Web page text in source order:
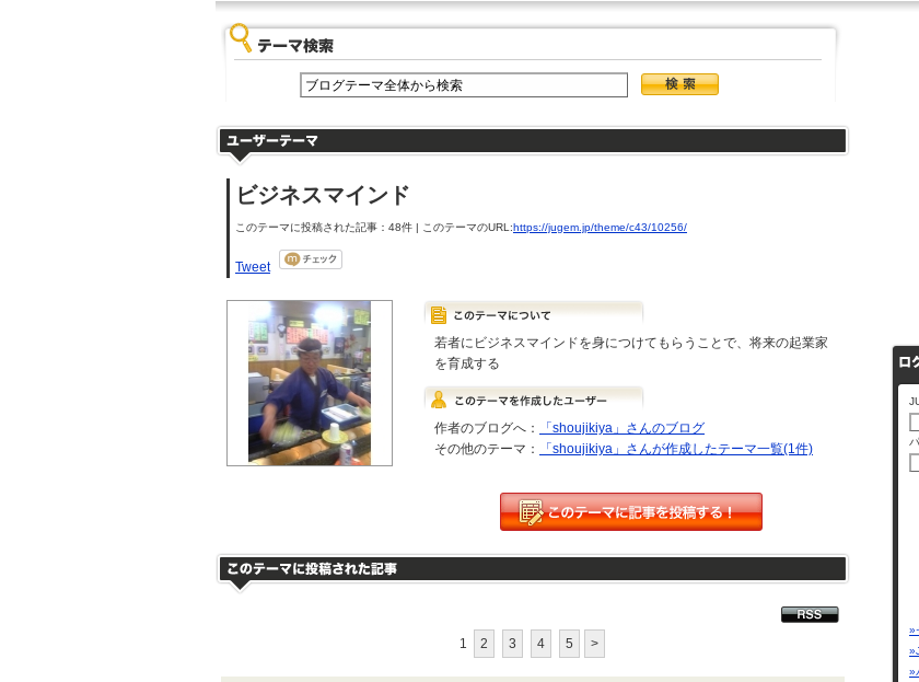
ビジネスマインド
このテーマに投稿された記事：48件 | このテーマのURL:https://jugem.jp/theme/c43/10256/
Tweet
若者にビジネスマインドを身につけてもらうことで、将来の起業家
を育成する
作者のブログへ：
「shoujikiya」さんのブログ
その他のテーマ：
「shoujikiya」さんが作成したテーマ一覧(1件)
1 2 3 4 5 >
»
»